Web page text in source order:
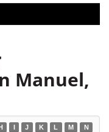
Manuel,
I J K L M
N